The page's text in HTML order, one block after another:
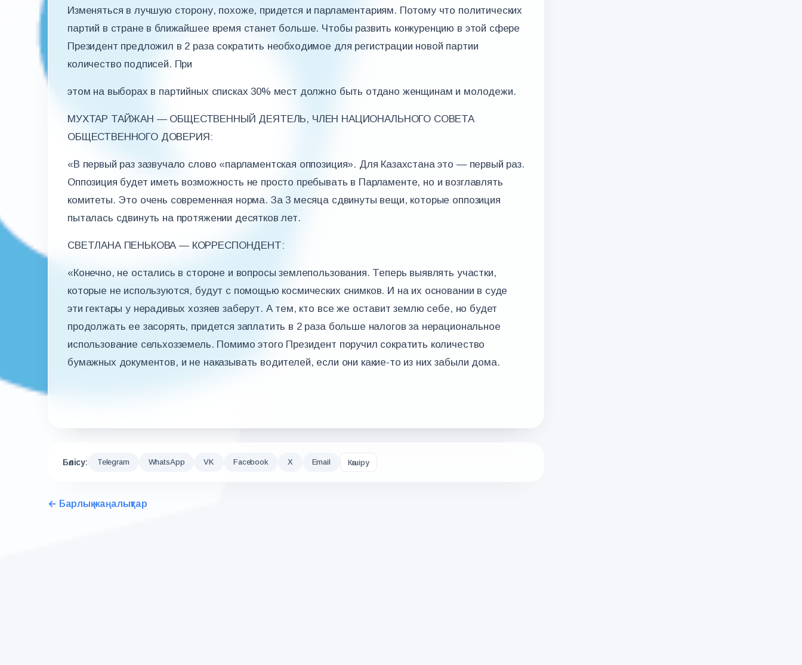
Изменяться в лучшую сторону, похоже, придется и парламентариям. Потому что политических
партий в стране в ближайшее время станет больше. Чтобы развить конкуренцию в этой сфере
Президент предложил в 2 раза сократить необходимое для регистрации новой партии
количество подписей. При
этом на выборах в партийных списках 30% мест должно быть отдано женщинам и молодежи.
МУХТАР ТАЙЖАН — ОБЩЕСТВЕННЫЙ ДЕЯТЕЛЬ, ЧЛЕН НАЦИОНАЛЬНОГО СОВЕТА
ОБЩЕСТВЕННОГО ДОВЕРИЯ:
«В первый раз зазвучало слово «парламентская оппозиция». Для Казахстана это — первый раз.
Оппозиция будет иметь возможность не просто пребывать в Парламенте, но и возглавлять
комитеты. Это очень современная норма. За 3 месяца сдвинуты вещи, которые оппозиция
пыталась сдвинуть на протяжении десятков лет.
СВЕТЛАНА ПЕНЬКОВА — КОРРЕСПОНДЕНТ:
«Конечно, не остались в стороне и вопросы землепользования. Теперь выявлять участки,
которые не используются, будут с помощью космических снимков. И на их основании в суде
эти гектары у нерадивых хозяев заберут. А тем, кто все же оставит землю себе, но будет
продолжать ее засорять, придется заплатить в 2 раза больше налогов за нерациональное
использование сельхозземель. Помимо этого Президент поручил сократить количество
бумажных документов, и не наказывать водителей, если они какие-то из них забыли дома.
Бөлісу: Telegram WhatsApp VK Facebook X Email Көшіру
← Барлық жаңалықтар